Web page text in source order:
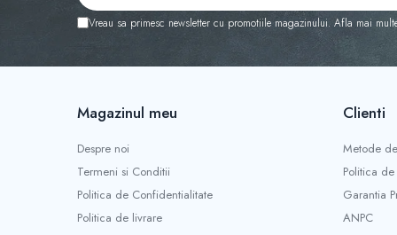
Vreau sa primesc newsletter cu promotiile magazinului. Afla mai
Magazinul meu
Despre noi
Termeni si Conditii
Politica de Confidentialitate
Politica de livrare
Clienti
Metode
Politica de
Garantia
ANPC